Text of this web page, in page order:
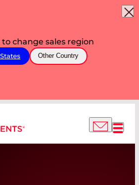
to change sales region
Other Country